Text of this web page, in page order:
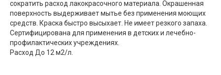
сократить расход лакокрасочного материала. Окрашенная
поверхность выдерживает мытье без применения моющих
средств. Краска быстро высыхает. Не имеет резкого запаха.
Сертифицирована для применения в детских и лечебно-
профилактических учреждениях.
Расход До 12 м2/л.